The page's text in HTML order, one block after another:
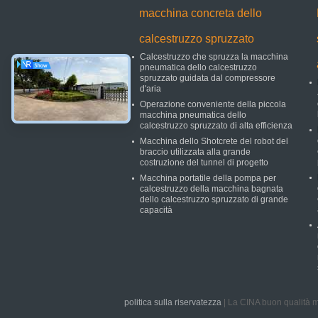
macchina concreta dello
calcestruzzo spruzzato
Calcestruzzo che spruzza la macchina
pneumatica dello calcestruzzo
spruzzato guidata dal compressore
d'aria
Operazione conveniente della piccola
macchina pneumatica dello
calcestruzzo spruzzato di alta efficienza
Macchina dello Shotcrete del robot del
braccio utilizzata alla grande
costruzione del tunnel di progetto
Macchina portatile della pompa per
calcestruzzo della macchina bagnata
dello calcestruzzo spruzzato di grande
capacità
politica sulla riservatezza| La CINA buon qualità